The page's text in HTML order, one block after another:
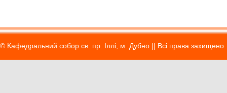
© Кафедральний собор св. пр. Іллі, м. Дубно || Вci права захищено